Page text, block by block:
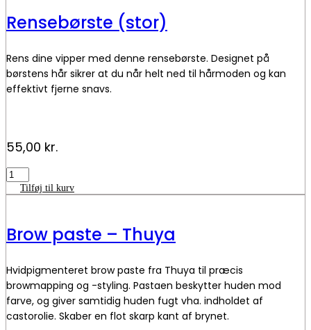
varianter.
Mulighederne
vælges
på
Rensebørste (stor)
Rens dine vipper med denne rensebørste. Designet på
børstens hår sikrer at du når helt ned til hårmoden og kan
effektivt fjerne snavs.
55,00 kr.
Rensebørste
(stor)
antal
Tilføj til kurv
Brow paste – Thuya
Hvidpigmenteret brow paste fra Thuya til præcis
browmapping og -styling. Pastaen beskytter huden mod
farve, og giver samtidig huden fugt vha. indholdet af
castorolie. Skaber en flot skarp kant af brynet.